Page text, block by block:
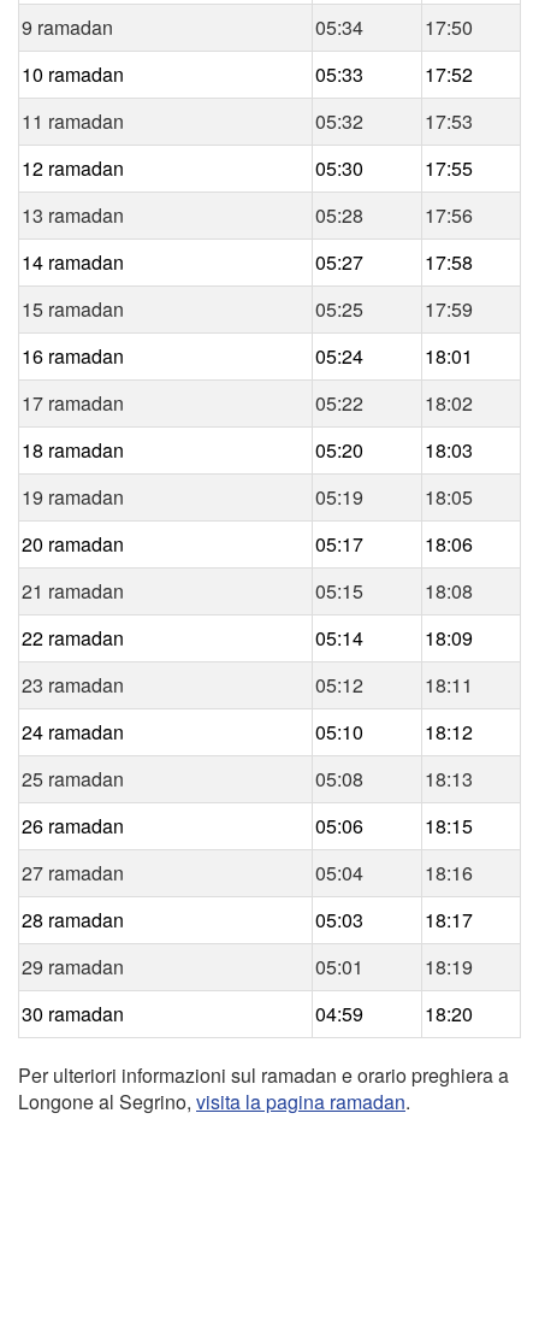
9 ramadan 05:34
17:50
10 ramadan
05:33
17:52
11 ramadan
05:32
17:53
12 ramadan
05:30
17:55
13 ramadan
05:28
17:56
14 ramadan
05:27
17:58
15 ramadan
05:25
17:59
16 ramadan
05:24
18:01
17 ramadan
05:22
18:02
18 ramadan
05:20
18:03
19 ramadan
05:19
18:05
20 ramadan
05:17
18:06
21 ramadan
05:15
18:08
22 ramadan
05:14
18:09
23 ramadan
05:12
18:11
24 ramadan
05:10
18:12
25 ramadan
05:08
18:13
26 ramadan
05:06
18:15
27 ramadan
05:04
18:16
28 ramadan
05:03
18:17
29 ramadan
05:01
18:19
30 ramadan
04:59 18:20
Per ulteriori informazioni sul ramadan e orario preghiera a
Longone al Segrino, visita la pagina ramadan.